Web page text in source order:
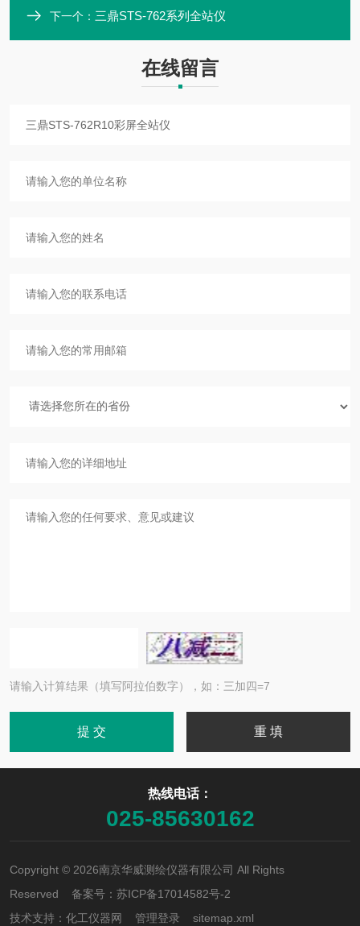
下一个： 三鼎STS-762系列全站仪
在线留言
请输入计算结果（填写阿拉伯数字），如：三加四=7
热线电话：
025-85630162
Copyright © 2026南京华威测绘仪器有限公司 All Rights
Reserved 备案号： 苏ICP备17014582号-2
技术支持： 化工仪器网 管理登录 sitemap.xml